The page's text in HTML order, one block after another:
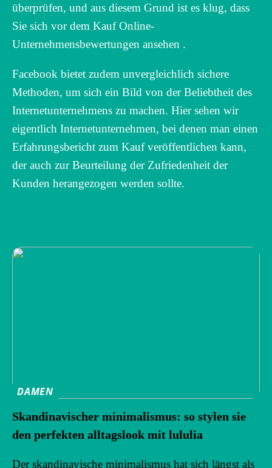
überprüfen, und aus diesem Grund ist es klug, dass
Sie sich vor dem Kauf Online-
Unternehmensbewertungen ansehen .
Facebook bietet zudem unvergleichlich sichere
Methoden, um sich ein Bild von der Beliebtheit des
Internetunternehmens zu machen. Hier sehen wir
eigentlich Internetunternehmen, bei denen man einen
Erfahrungsbericht zum Kauf veröffentlichen kann,
der auch zur Beurteilung der Zufriedenheit der
Kunden herangezogen werden sollte.
DAMEN
Skandinavischer minimalismus: so stylen sie
den perfekten alltagslook mit lululia
Der skandinavische minimalismus hat sich längst als